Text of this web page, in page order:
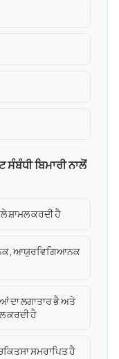
ਬਿਮਾਰੀ ਨਾਲੋਂ
ਸ਼ਾਮਲ ਕਰਦੀ ਹੈ
ਆਯੁਰਵਿਗਿਆਨਕ
ਦਾ ਲਗਾਤਾਰ ਭੈ ਅਤੇ
ਕਰਦੀ ਹੈ
ਸਮਰਾਪਿਤ ਹੈ